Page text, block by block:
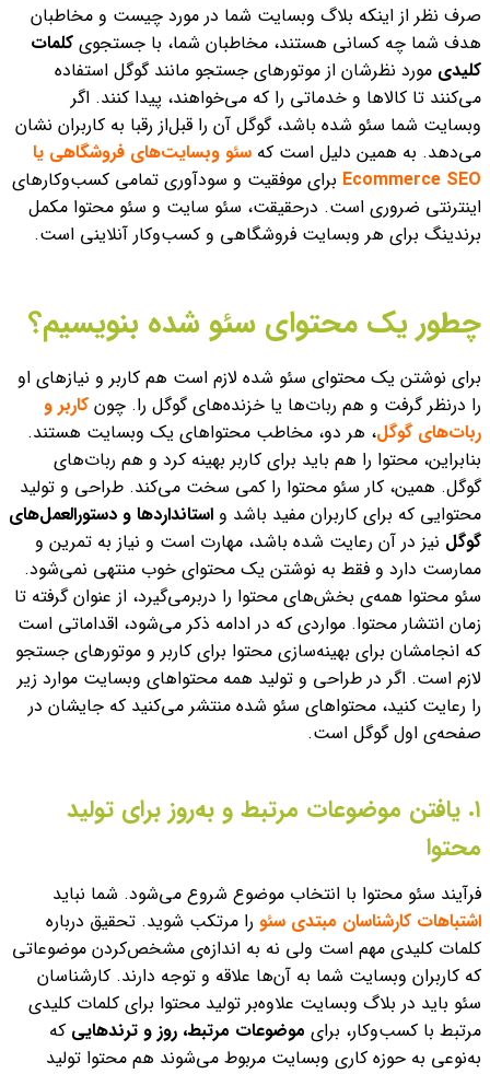
صرف نظر از اینکه بلاگ وبسایت شما در مورد چیست و مخاطبان
هدف شما چه کسانی هستند، مخاطبان شما، با جستجوی کلمات
کلیدی مورد نظرشان از موتورهای جستجو مانند گوگل استفاده
می‌کنند تا کالاها و خدماتی را که می‌خواهند،‌ پیدا کنند. اگر
وبسایت شما سئو شده باشد، گوگل آن را قبل‌از رقبا به کاربران نشان
می‌دهد. به همین‌ دلیل است که سئو وبسایت‌های فروشگاهی یا
Ecommerce SEO برای موفقیت و سودآوری تمامی کسب‌‌وکارهای
اینترنتی ضروری است. درحقیقت، سئو سایت و سئو محتوا مکمل
برندینگ برای هر وبسایت فروشگاهی و کسب‌وکار آنلاینی است.
چطور یک محتوای سئو شده بنویسیم؟
برای نوشتن یک محتوای سئو شده لازم است هم کاربر و نیازهای او
را درنظر گرفت و هم ربات‌ها یا خزنده‌های گوگل را. چون کاربر و
ربات‌های گوگل، هر دو، مخاطب محتواهای یک وبسایت هستند.
بنابراین، محتوا را هم باید برای کاربر بهینه کرد و هم ربات‌های
گوگل. همین، کار سئو محتوا را کمی سخت می‌‌کند. طراحی و تولید
محتوایی که برای کاربران مفید باشد و استانداردها و دستورالعمل‌های
گوگل نیز در آن رعایت شده باشد، مهارت است و نیاز به تمرین و
ممارست دارد و فقط به نوشتن یک محتوای خوب منتهی نمی‌شود.
سئو محتوا همه‌ی بخش‌های محتوا را دربرمی‌گیرد، از عنوان گرفته تا
زمان انتشار محتوا. مواردی که در ادامه ذکر می‌شود، اقداماتی است
که انجامشان برای بهینه‌سازی محتوا برای کاربر و موتورهای جستجو
لازم است. اگر در طراحی و تولید همه محتواهای وبسایت موارد زیر
را رعایت کنید، محتواهای سئو شده منتشر می‌کنید که جایشان در
صفحه‌ی اول گوگل است.
۱. یافتن موضوعات مرتبط و به‌روز برای تولید
محتوا
فرآیند سئو محتوا با انتخاب موضوع شروع می‌شود. شما نباید
اشتباهات کارشناسان مبتدی سئو را مرتکب شوید. تحقیق درباره
کلمات کلیدی مهم است ولی نه به اندازه‌ی مشخص‌کردن موضوعاتی
که کاربران وبسایت شما به آن‌ها علاقه و توجه دارند. کارشناسان
سئو باید در بلاگ وبسایت علاوه‌بر تولید محتوا برای کلمات کلیدی
مرتبط با کسب‌وکار، برای موضوعات مرتبط، روز و ترندهایی که
به‌نوعی به حوزه کاری وبسایت مربوط می‌شوند هم محتوا تولید